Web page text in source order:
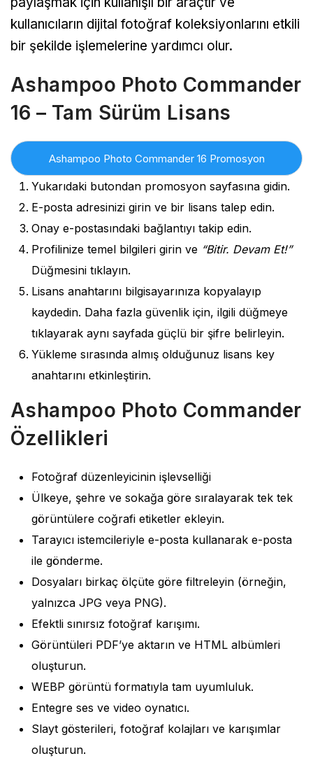
kullanıcıların dijital fotoğraf koleksiyonlarını etkili
bir şekilde işlemelerine yardımcı olur.
Ashampoo Photo Commander
16 – Tam Sürüm Lisans
Ashampoo Photo Commander 16 Promosyon
Bağlantısı
Yukarıdaki butondan promosyon sayfasına gidin.
E-posta adresinizi girin ve bir lisans talep edin.
Onay e-postasındaki bağlantıyı takip edin.
Profilinize temel bilgileri girin ve “Bitir. Devam Et!”
Düğmesini tıklayın.
Lisans anahtarını bilgisayarınıza kopyalayıp
kaydedin. Daha fazla güvenlik için, ilgili düğmeye
tıklayarak aynı sayfada güçlü bir şifre belirleyin.
Yükleme sırasında almış olduğunuz lisans key
anahtarını etkinleştirin.
Ashampoo Photo Commander
Özellikleri
Fotoğraf düzenleyicinin işlevselliği
Ülkeye, şehre ve sokağa göre sıralayarak tek tek
görüntülere coğrafi etiketler ekleyin.
Tarayıcı istemcileriyle e-posta kullanarak e-posta
ile gönderme.
Dosyaları birkaç ölçüte göre filtreleyin (örneğin,
yalnızca JPG veya PNG).
Efektli sınırsız fotoğraf karışımı.
Görüntüleri PDF’ye aktarın ve HTML albümleri
oluşturun.
WEBP görüntü formatıyla tam uyumluluk.
Entegre ses ve video oynatıcı.
Slayt gösterileri, fotoğraf kolajları ve karışımlar
oluşturun.